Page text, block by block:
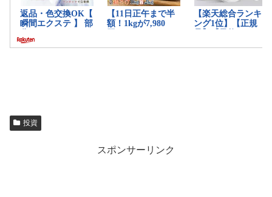
投資
スポンサーリンク